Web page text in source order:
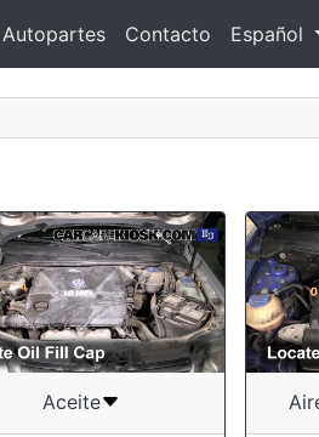
Autopartes Contacto Español
Aceite